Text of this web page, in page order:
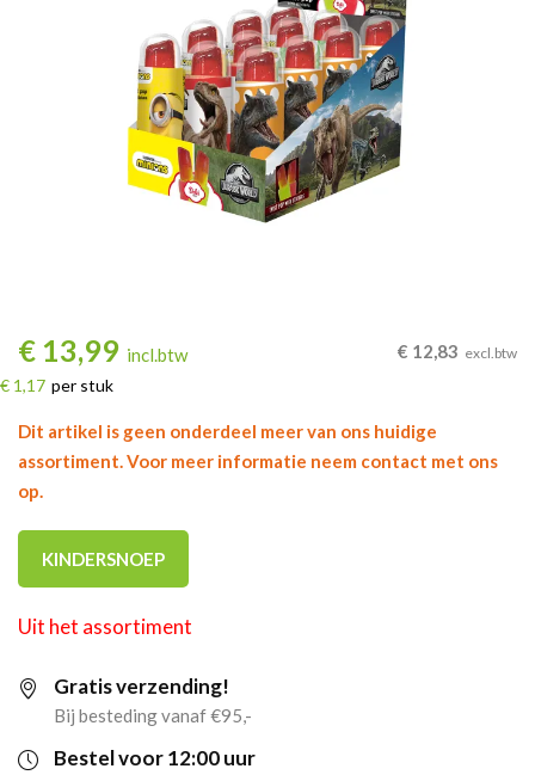
€ 13,99 incl.btw
€ 1,17 per stuk
€ 12,83 excl.btw
Dit artikel is geen onderdeel meer van ons huidige
assortiment. Voor meer informatie neem contact met ons
op.
KINDERSNOEP
Uit het assortiment
Gratis verzending!
Bij besteding vanaf €95,-
Bestel voor 12:00 uur